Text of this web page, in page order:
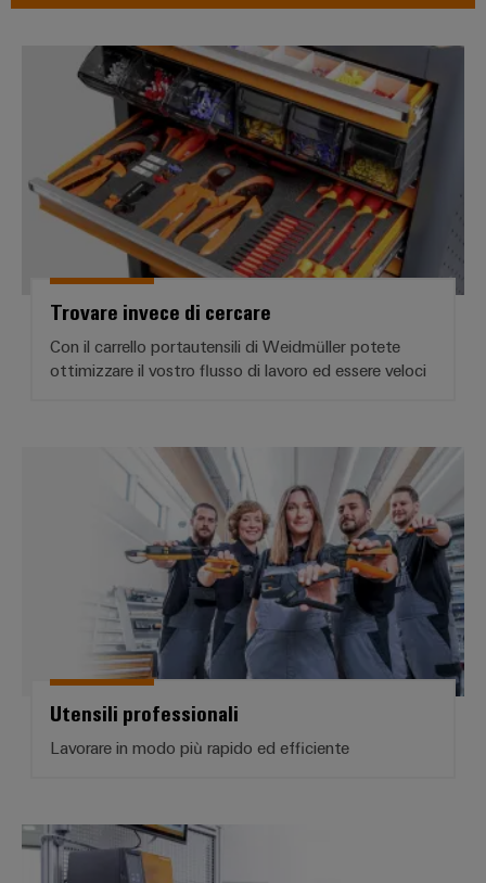
Trovare invece di cercare
Trovare invece di cercare
Con il carrello portautensili di Weidmüller potete
ottimizzare il vostro flusso di lavoro ed essere veloci
Utensili professionali
Utensili professionali
Lavorare in modo più rapido ed efficiente